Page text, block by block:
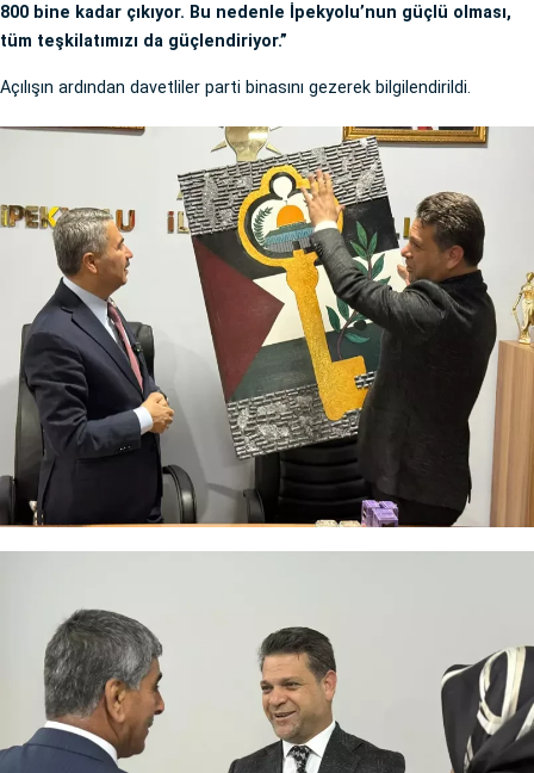
800 bine kadar çıkıyor. Bu nedenle İpekyolu’nun güçlü olması,
tüm teşkilatımızı da güçlendiriyor.”
Açılışın ardından davetliler parti binasını gezerek bilgilendirildi.